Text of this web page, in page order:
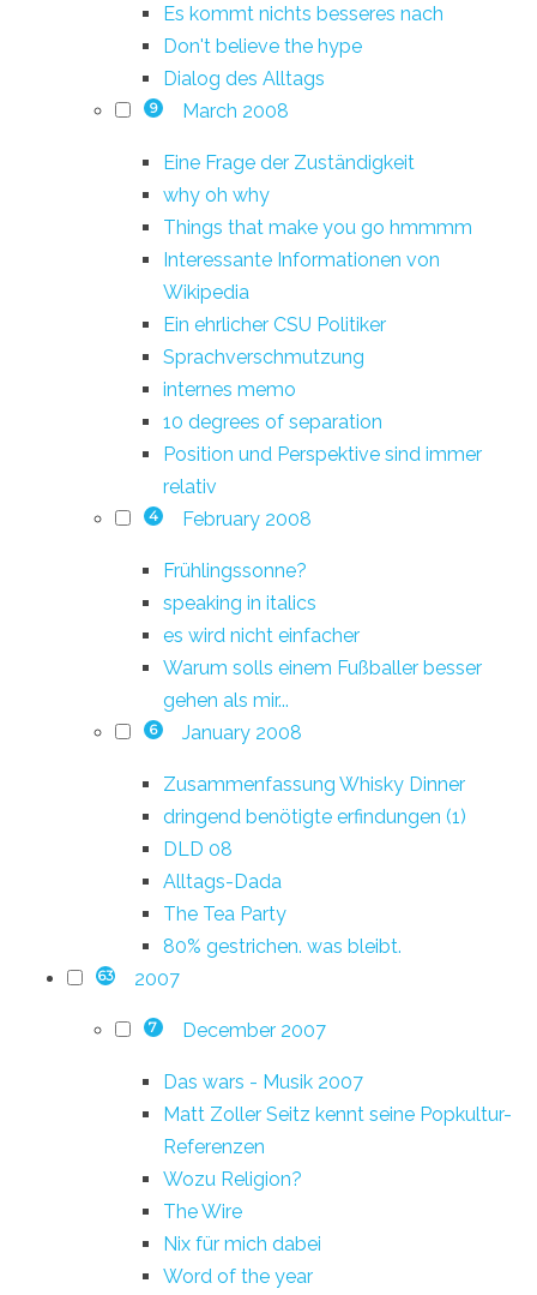
Es kommt nichts besseres nach
Don't believe the hype
Dialog des Alltags
9 March 2008
Eine Frage der Zuständigkeit
why oh why
Things that make you go hmmmm
Interessante Informationen von
Wikipedia
Ein ehrlicher CSU Politiker
Sprachverschmutzung
internes memo
10 degrees of separation
Position und Perspektive sind immer
relativ
4 February 2008
Frühlingssonne?
speaking in italics
es wird nicht einfacher
Warum solls einem Fußballer besser
gehen als mir...
6 January 2008
Zusammenfassung Whisky Dinner
dringend benötigte erfindungen (1)
DLD 08
Alltags-Dada
The Tea Party
80% gestrichen. was bleibt.
63 2007
7 December 2007
Das wars - Musik 2007
Matt Zoller Seitz kennt seine Popkultur-
Referenzen
Wozu Religion?
The Wire
Nix für mich dabei
Word of the year